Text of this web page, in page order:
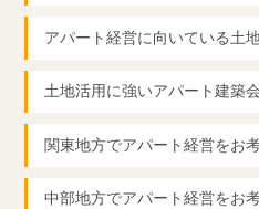
アパート経営に向いている土
土地活用に強いアパート建築
関東地方でアパート経営をお
中部地方でアパート経営をお